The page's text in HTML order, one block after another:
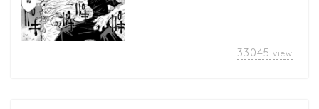
33045 view